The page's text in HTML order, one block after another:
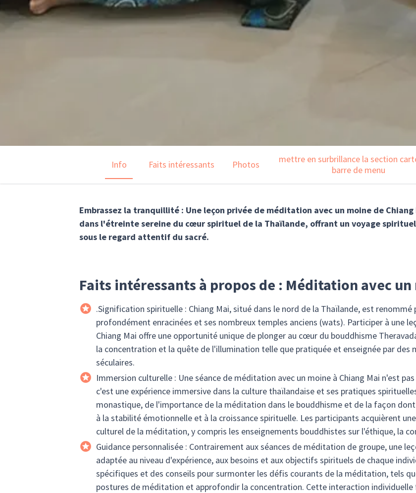
Info Faits intéressants Photos
mettre en surbrillance la section
barre de menu
Embrassez la tranquillité : Une leçon privée de méditation avec un moine de
dans l'étreinte sereine du cœur spirituel de la Thaïlande, offrant un voyage
sous le regard attentif du sacré.
Faits intéressants à propos de : Méditation avec
.Signification spirituelle : Chiang Mai, situé dans le nord de la Thaïlande, est
profondément enracinées et ses nombreux temples anciens (wats). Participer à une
Chiang Mai offre une opportunité unique de plonger au cœur du bouddhisme
la concentration et la quête de l'illumination telle que pratiquée et enseignée par des
séculaires.
Immersion culturelle : Une séance de méditation avec un moine à Chiang Mai n'est
c'est une expérience immersive dans la culture thaïlandaise et ses pratiques
monastique, de l'importance de la méditation dans le bouddhisme et de la façon
à la stabilité émotionnelle et à la croissance spirituelle. Les participants acquièrent
culturel de la méditation, y compris les enseignements bouddhistes sur l'éthique, la
Guidance personnalisée : Contrairement aux séances de méditation de groupe, une
adaptée au niveau d'expérience, aux besoins et aux objectifs spirituels de chaque
spécifiques et des conseils pour surmonter les défis courants de la méditation, tels
postures de méditation et approfondir la concentration. Cette interaction individuelle